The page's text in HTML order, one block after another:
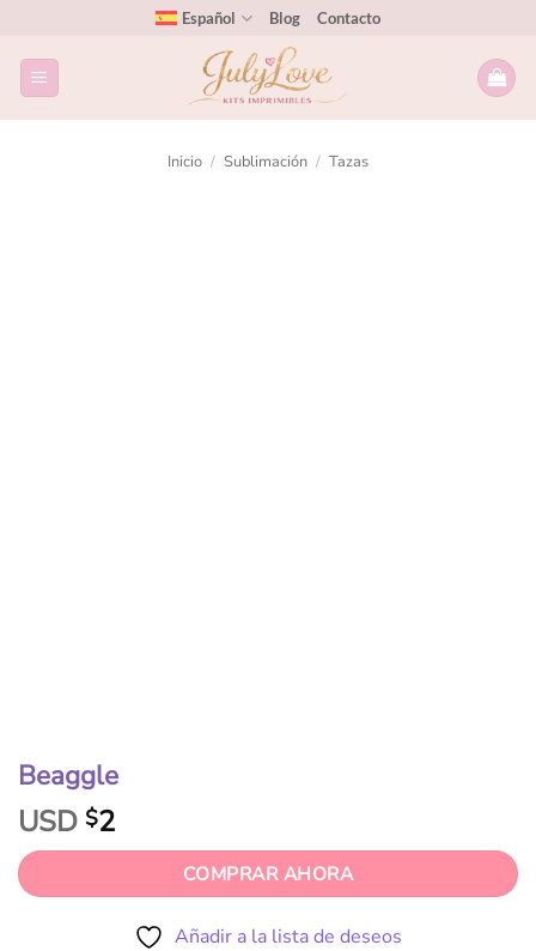
Español Blog Contacto
Inicio / Sublimación / Tazas
Beaggle
USD $2
COMPRAR AHORA
Añadir a la lista de deseos